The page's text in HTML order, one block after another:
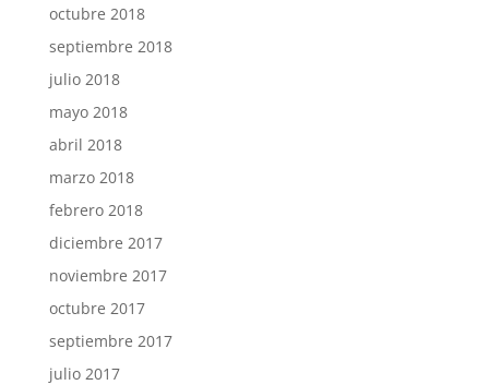
octubre 2018
septiembre 2018
julio 2018
mayo 2018
abril 2018
marzo 2018
febrero 2018
diciembre 2017
noviembre 2017
octubre 2017
septiembre 2017
julio 2017